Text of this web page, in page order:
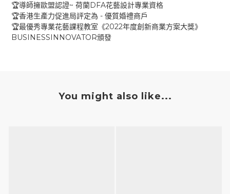
🏆導師擁歐盟認證~ 荷蘭 DFA花藝設計專業資格
🏆香港生產力促進局評定為 - 優質婚禮商戶
🏆最優秀專業花藝課程教室《2022年度創新商業方案大獎》
BUSINESSINNOVATOR頒發
You might also like...